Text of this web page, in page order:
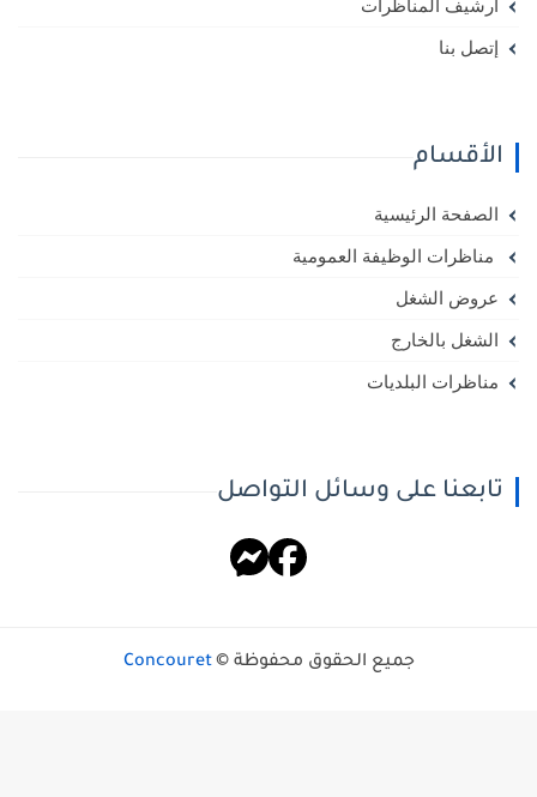
أرشيف المناظرات
إتصل بنا
الأقسام
الصفحة الرئيسية
مناظرات الوظيفة العمومية
عروض الشغل
الشغل بالخارج
مناظرات البلديات
تابعنا على وسائل التواصل
جميع الحقوق محفوظة © Concouret